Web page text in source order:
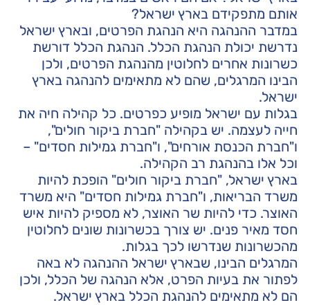
אותם מתפקידם בארץ ישראל?
במדבר ההנהגה היא הנהגת הפרטים, ובארץ ישראל
נדרשת יכולת הנהגת הכלל. הנהגת הכלל דורשת
כשרונות אחרים לחלוטין מהנהגת הפרטים, ולכן
הבינו המרגלים, שהם לא מתאימים להנהגה בארץ
ישראל.
בגלות עם ישראל מופיע כפרטים. כל קהילה חיה את
חייה לעצמה. יש בקהילה "חברת ביקור חולים",
ו"חברת הכנסת אורחים", ו"חברת גמילות חסדים" –
וכל אלו בהנהגת רב הקהילה.
בארץ ישראל, "חברת ביקור חולים" הופכת להיות
משרד הבריאות, ו"חברת גמילות חסדים" היא משרד
האוצר. כדי להיות שר האוצר, לא מספיק להיות איש
חסד מאיר פנים. יש צורך בכשרונות שונים לחלוטין
מהכשרונות שנדרשו לכך בגלות.
המרגלים הבינו, שבארץ ישראל ההנהגה לא באה
לפתור את בעיות הפרט, אלא הנהגה של הכלל, ולכן
הם לא מתאימים להנהגת הכלל בארץ ישראל.